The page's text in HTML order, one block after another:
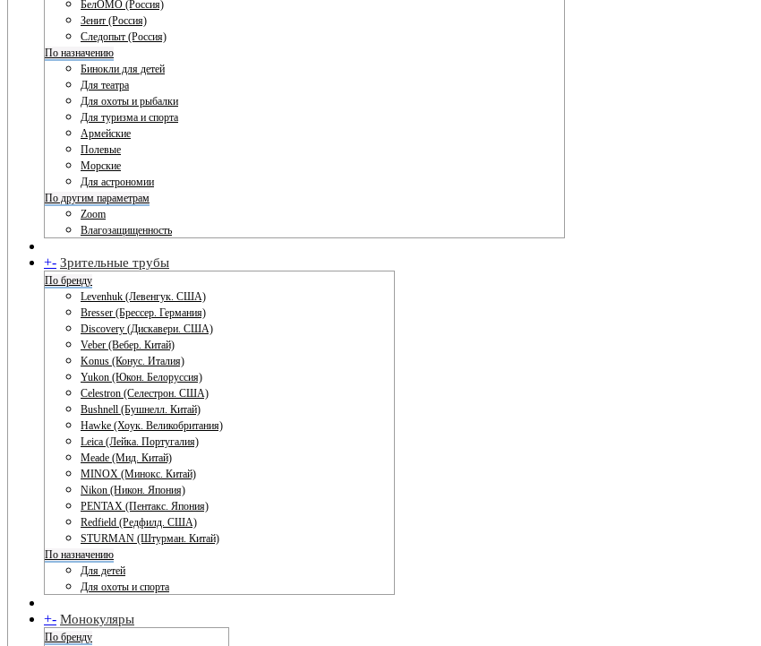
БелОМО (Россия)
Зенит (Россия)
Следопыт (Россия)
По назначению
Бинокли для детей
Для театра
Для охоты и рыбалки
Для туризма и спорта
Армейские
Полевые
Морские
Для астрономии
По другим параметрам
Zoom
Влагозащищенность
+- Зрительные трубы
По бренду
Levenhuk (Левенгук. США)
Bresser (Брессер. Германия)
Discovery (Дискавери. США)
Veber (Вебер. Китай)
Konus (Конус. Италия)
Yukon (Юкон. Белоруссия)
Celestron (Селестрон. США)
Bushnell (Бушнелл. Китай)
Hawke (Хоук. Великобритания)
Leica (Лейка. Португалия)
Meade (Мид. Китай)
MINOX (Минокс. Китай)
Nikon (Никон. Япония)
PENTAX (Пентакс. Япония)
Redfield (Редфилд. США)
STURMAN (Штурман. Китай)
По назначению
Для детей
Для охоты и спорта
+- Монокуляры
По бренду